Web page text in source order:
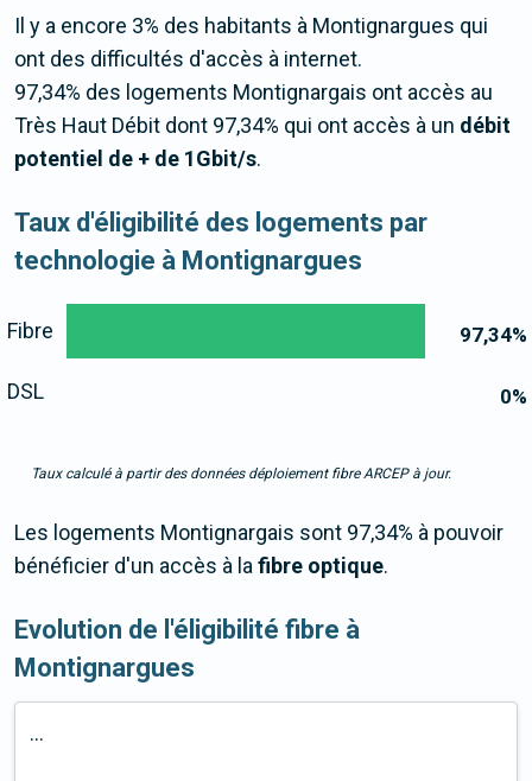
Il y a encore 3% des habitants à Montignargues qui
ont des difficultés d'accès à internet.
97,34% des logements Montignargais ont accès au
Très Haut Débit dont 97,34% qui ont accès à un débit
potentiel de + de 1Gbit/s.
Taux d'éligibilité des logements par
technologie à Montignargues
97,34%
0%
Fibre
DSL
Taux calculé à partir des données déploiement fibre ARCEP à jour.
Les logements Montignargais sont 97,34% à pouvoir
bénéficier d'un accès à lafibre optique.
Evolution de l'éligibilité fibre à
Montignargues
...